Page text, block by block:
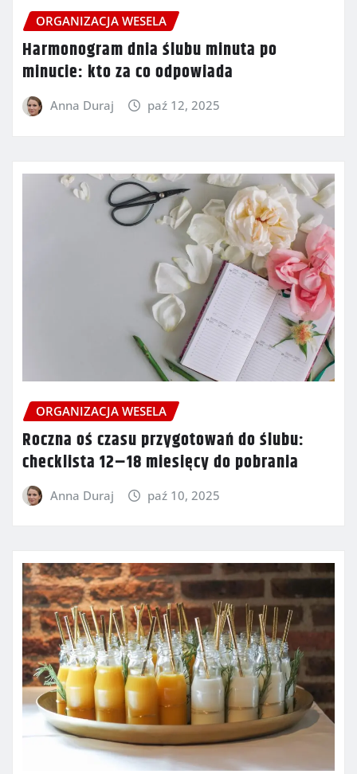
ORGANIZACJA WESELA
Harmonogram dnia ślubu minuta po
minucie: kto za co odpowiada
Anna Duraj paź 12, 2025
ORGANIZACJA WESELA
Roczna oś czasu przygotowań do ślubu:
checklista 12–18 miesięcy do pobrania
Anna Duraj paź 10, 2025